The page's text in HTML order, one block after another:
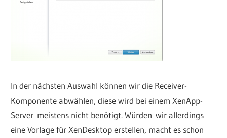
In der nächsten Auswahl können wir die Receiver-
Komponente abwählen, diese wird bei einem XenApp-
Server meistens nicht benötigt. Würden wir allerdings
eine Vorlage für XenDesktop erstellen, macht es schon